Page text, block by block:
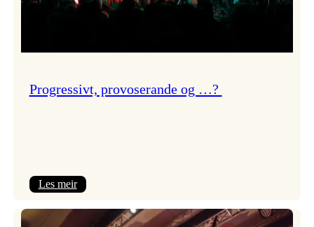
Progressivt, provoserande og …?
Les meir:
provoserande